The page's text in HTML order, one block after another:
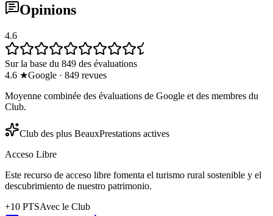
Opinions
4.6
Sur la base du 849 des évaluations
4.6 ★Google · 849 revues
Moyenne combinée des évaluations de Google et des membres du
Club.
Club des plus BeauxPrestations actives
Acceso Libre
Este recurso de acceso libre fomenta el turismo rural sostenible y el
descubrimiento de nuestro patrimonio.
+10 PTSAvec le Club